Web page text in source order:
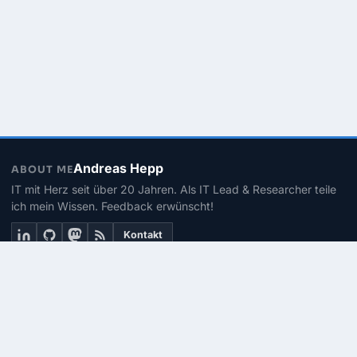
ABOUT MEAndreas Hepp
IT mit Herz seit über 20 Jahren. Als IT Lead & Researcher teile
ich mein Wissen. Feedback erwünscht!
Kontakt